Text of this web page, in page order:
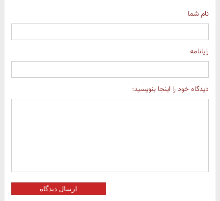
نام شما
رایانامه
دیدگاه خود را اینجا بنویسید:
ارسال دیدگاه